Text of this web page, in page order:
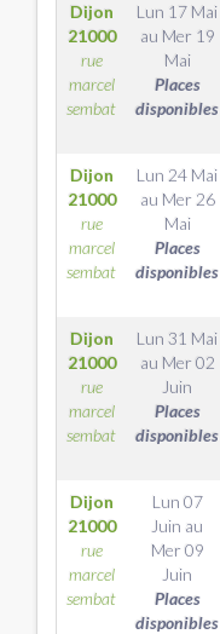
Dijon
21000
rue
marcel
sembat
Lun 17 Mai
au Mer 19
Mai
Places
disponibles
Dijon
21000
rue
marcel
sembat
Lun 24 Mai
au Mer 26
Mai
Places
disponibles
Dijon
21000
rue
marcel
sembat
Lun 31 Mai
au Mer 02
Juin
Places
disponibles
Dijon
21000
rue
marcel
sembat
Lun 07
Juin au
Mer 09
Juin
Places
disponibles